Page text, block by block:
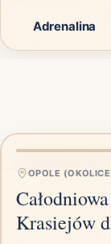
Adrenalina
OPOLE
Krasiejów